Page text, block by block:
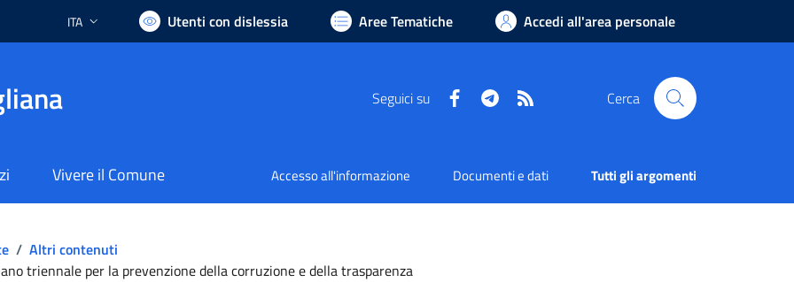
Lingua attiva:
ITA Utenti con dislessia Aree Tematiche Accedi all'area personale
Seguici su FacebookTelegram Cerca
Vivere il Comune Accesso all'informazione Documenti e dati Tutti gli argomenti
/ Altri contenuti
triennale per la prevenzione della corruzione e della trasparenza